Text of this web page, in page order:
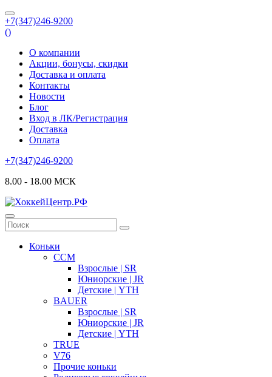
+7(347)246-9200
()
О компании
Акции, бонусы, скидки
Доставка и оплата
Контакты
Новости
Блог
Вход в ЛК/Регистрация
Доставка
Оплата
+7(347)246-9200
8.00 - 18.00 МСК
Коньки
CCM
Взрослые | SR
Юниорские | JR
Детские | YTH
BAUER
Взрослые | SR
Юниорские | JR
Детские | YTH
TRUE
V76
Прочие коньки